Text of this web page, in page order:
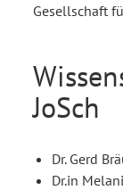
Gesellschaft
JoSch
Dr. Gerd
Dr.in